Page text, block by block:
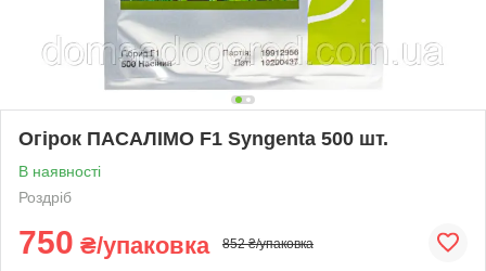
Огірок ПАСАЛІМО F1 Syngenta 500 шт.
В наявності
Роздріб
750 ₴/упаковка 852 ₴/упаковка